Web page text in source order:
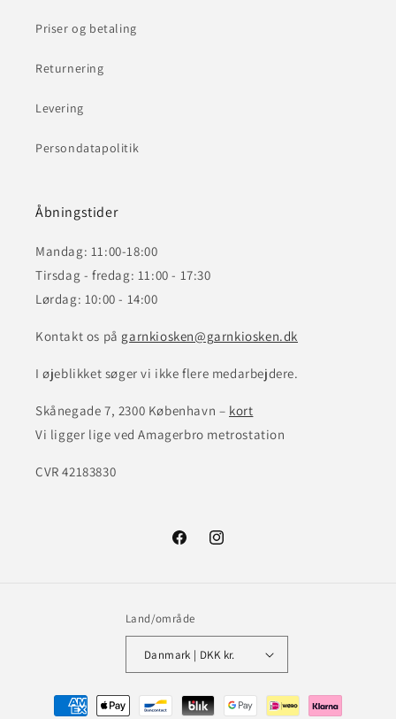
Priser og betaling
Returnering
Levering
Persondatapolitik
Åbningstider
Mandag: 11:00-18:00
Tirsdag - fredag: 11:00 - 17:30
Lørdag: 10:00 - 14:00
Kontakt os på garnkiosken@garnkiosken.dk
I øjeblikket søger vi ikke flere medarbejdere.
Skånegade 7, 2300 København – kort
Vi ligger lige ved Amagerbro metrostation
CVR 42183830
FacebookInstagram
Land/område
Danmark | DKK kr.
Betalingsmetoder